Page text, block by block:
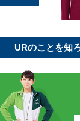
URのことを知